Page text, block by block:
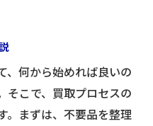
めるためのヒント
ート体制
を詳しく解説
する仕組み
、何から始めれば良いの
そこで、買取プロセスの
。まずは、不要品を整理